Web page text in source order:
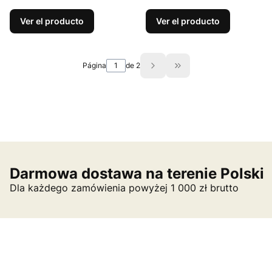
Ver el producto Ver el producto
Página de 2 Ir a la última página
Darmowa dostawa na terenie Polski
Dla każdego zamówienia powyżej 1 000 zł brutto